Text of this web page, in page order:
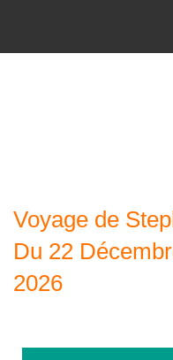
Voyage de
Du 22
2026